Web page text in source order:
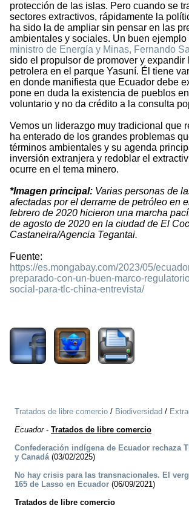
protección de las islas. Pero cuando se
sectores extractivos, rápidamente la
ha sido la de ampliar sin pensar en las
ambientales y sociales. Un buen ejemplo
ministro de Energía y Minas, Fernando
sido el propulsor de promover y expandir
petrolera en el parque Yasuní. Él tiene
en donde manifiesta que Ecuador debe
pone en duda la existencia de pueblos
voluntario y no da crédito a la consulta
Vemos un liderazgo muy tradicional que
ha enterado de los grandes problemas
términos ambientales y su agenda
inversión extranjera y redoblar el
ocurre en el tema minero.
*Imagen principal: Varias personas de
afectadas por el derrame de petróleo en
febrero de 2020 hicieron una marcha
de agosto de 2020 en la ciudad de El
Castaneira/Agencia Tegantai.
Fuente:
https://es.mongabay.com/2023/05/
preparado-con-un-buen-marco-
social-para-tlc-china-entrevista/
Tratados de libre comercio / Biodiversidad /
Ecuador- Tratados de libre comercio
Confederación indígena de Ecuador rechaza
y Canadá(03/02/2025)
No hay crisis para las transnacionales. El
165 de Lasso en Ecuador (06/09/2021)
Tratados de libre comercio